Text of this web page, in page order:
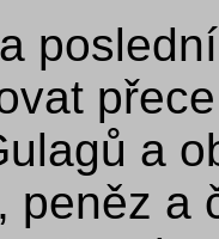
a
peněz a